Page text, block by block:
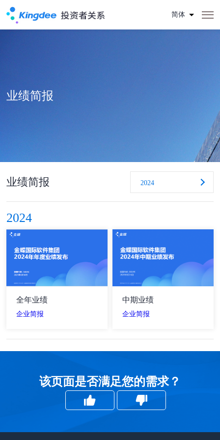
简体
业绩简报
业绩简报 2024
2024
全年业绩
企业简报
中期业绩
企业简报
该页面是否满足您的需求？